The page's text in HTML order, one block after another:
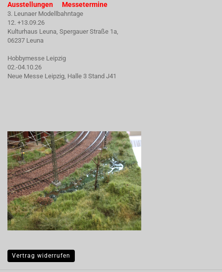
Ausstellungen Messetermine
3. Leunaer Modellbahntage
12. +13.09.26
Kulturhaus Leuna, Spergauer Straße 1a,
06237 Leuna
Hobbymesse Leipzig
02.-04.10.26
Neue Messe Leipzig, Halle 3 Stand J41
Vertrag widerrufen